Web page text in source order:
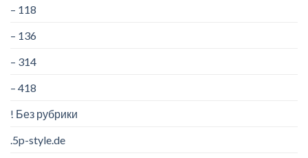
– 118
– 136
– 314
– 418
! Без рубрики
.5p-style.de